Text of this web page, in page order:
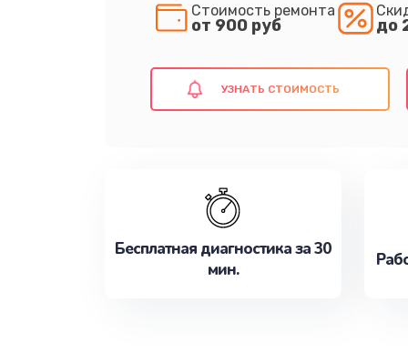
Стоимость ремонта
от 900 руб до
УЗНАТЬ СТОИМОСТЬ
Бесплатная диагностика за 30
мин.